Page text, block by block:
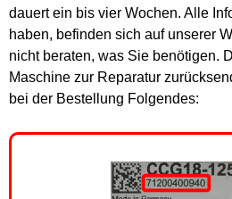
dauert ein bis vier Wochen. Alle
haben, befinden sich auf unserer
nicht beraten, was Sie benötigen.
Maschine zur Reparatur
bei der Bestellung Folgendes: